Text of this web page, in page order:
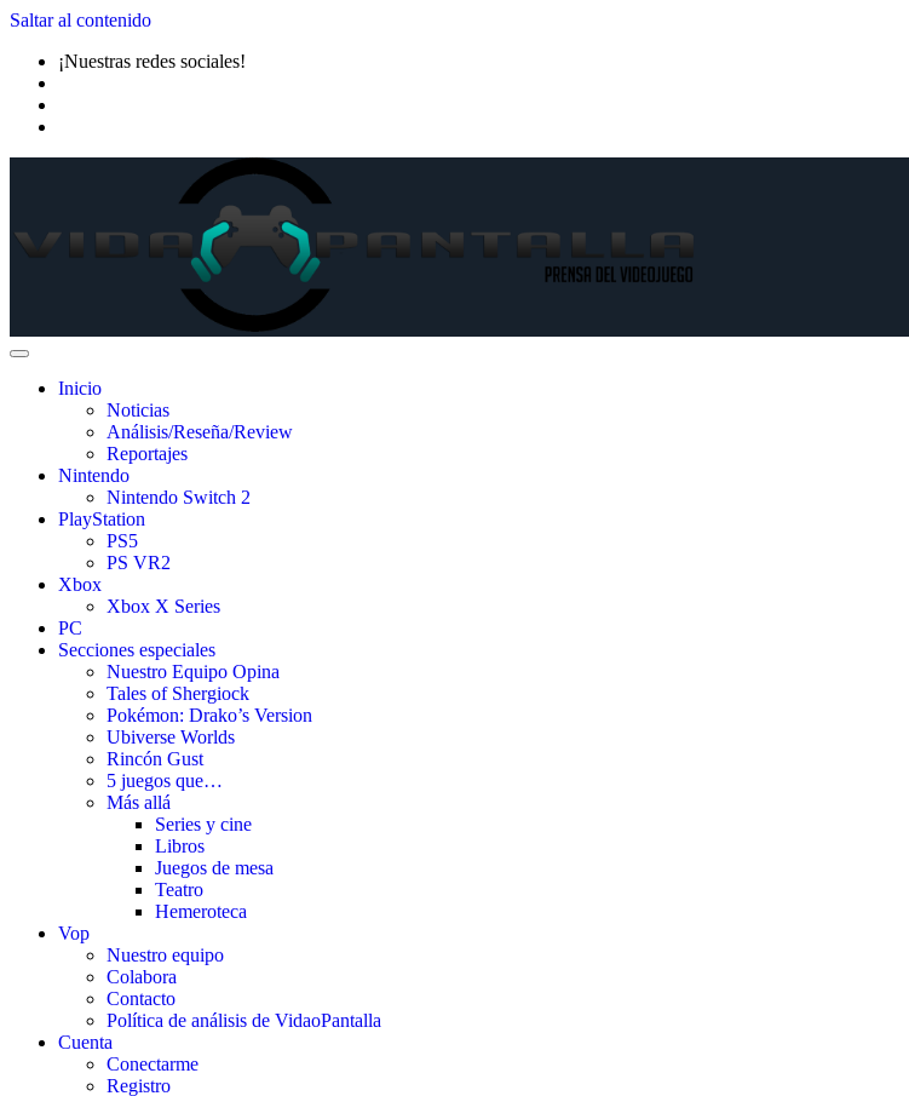
Saltar al contenido
¡Nuestras redes sociales!
Inicio
Noticias
Análisis/Reseña/Review
Reportajes
Nintendo
Nintendo Switch 2
PlayStation
PS5
PS VR2
Xbox
Xbox X Series
PC
Secciones especiales
Nuestro Equipo Opina
Tales of Shergiock
Pokémon: Drako’s Version
Ubiverse Worlds
Rincón Gust
5 juegos que…
Más allá
Series y cine
Libros
Juegos de mesa
Teatro
Hemeroteca
Vop
Nuestro equipo
Colabora
Contacto
Política de análisis de VidaoPantalla
Cuenta
Conectarme
Registro